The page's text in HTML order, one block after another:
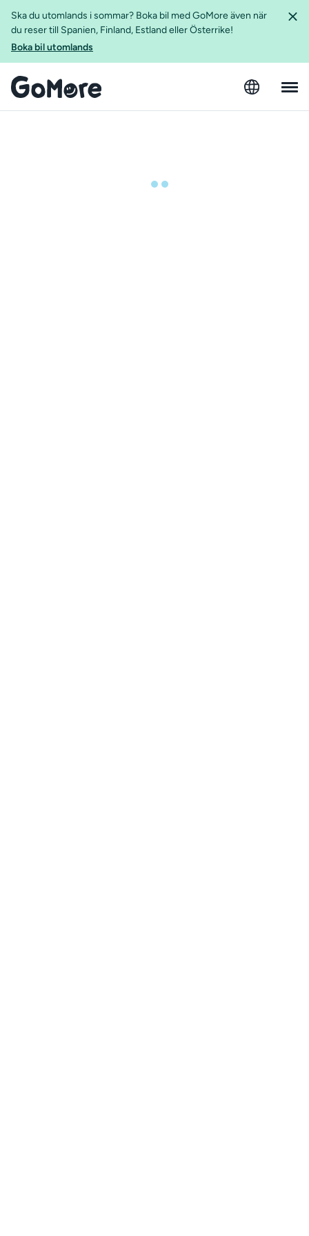
Ska du utomlands i sommar? Boka bil med GoMore även när
du reser till Spanien, Finland, Estland eller Österrike!
Boka bil utomlands